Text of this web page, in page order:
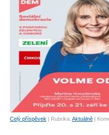
Celý příspěvek | Rubrika: Aktuálně |